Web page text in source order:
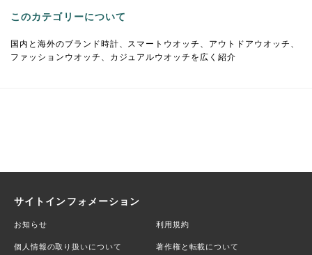
このカテゴリーについて
国内と海外のブランド時計、スマートウオッチ、アウトドアウオッチ、
ファッションウオッチ、カジュアルウオッチを広く紹介
サイトインフォメーション
お知らせ 利用規約
個人情報の取り扱いについて 著作権と転載について